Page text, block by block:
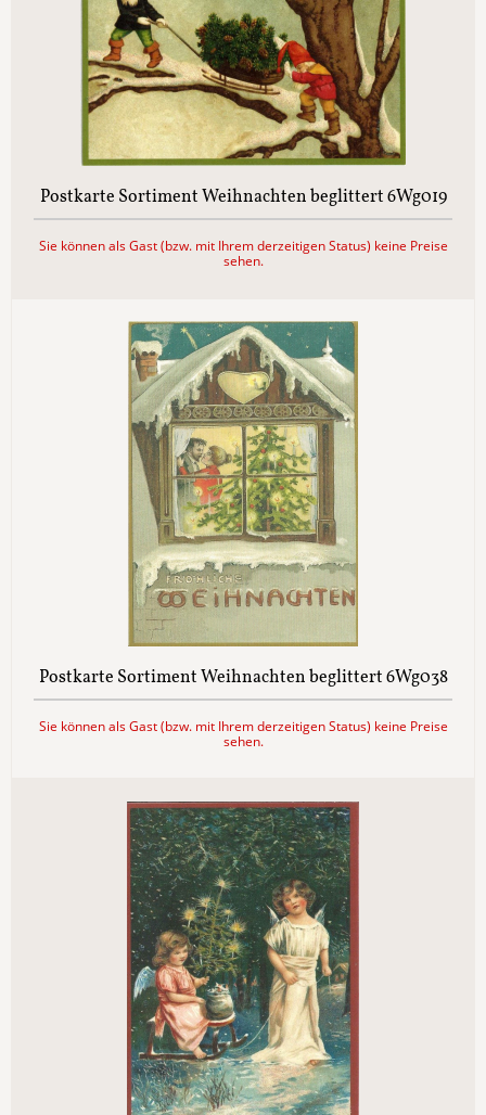
Postkarte Sortiment Weihnachten beglittert 6Wg019
Sie können als Gast (bzw. mit Ihrem derzeitigen Status) keine Preise
sehen.
Postkarte Sortiment Weihnachten beglittert 6Wg038
Sie können als Gast (bzw. mit Ihrem derzeitigen Status) keine Preise
sehen.